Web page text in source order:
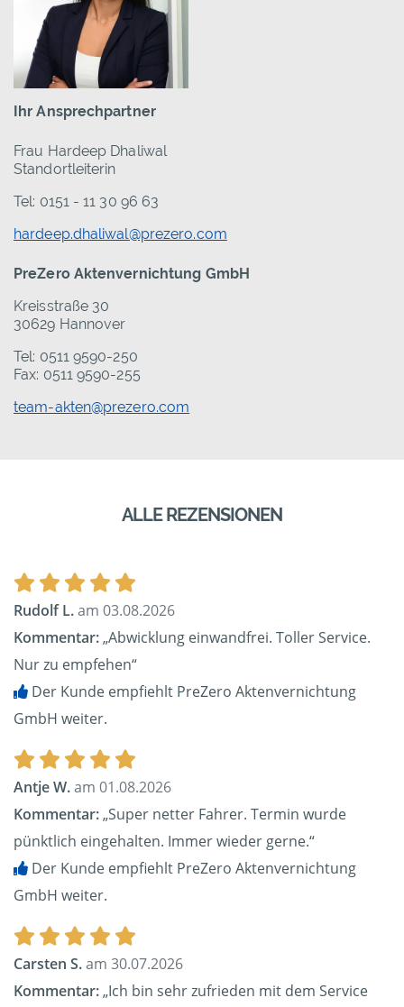
Ihr Ansprechpartner
Frau Hardeep Dhaliwal
Standortleiterin
Tel: 0151 - 11 30 96 63
hardeep.dhaliwal@prezero.com
PreZero Aktenvernichtung GmbH
Kreisstraße 30
30629 Hannover
Tel: 0511 9590-250
Fax: 0511 9590-255
team-akten@prezero.com
ALLE REZENSIONEN
Rudolf L.am 03.08.2026
Kommentar:„Abwicklung einwandfrei. Toller Service.
Nur zu empfehen“
Der Kunde empfiehlt PreZero Aktenvernichtung
GmbH weiter.
Antje W.am 01.08.2026
Kommentar:„Super netter Fahrer. Termin wurde
pünktlich eingehalten. Immer wieder gerne.“
Der Kunde empfiehlt PreZero Aktenvernichtung
GmbH weiter.
Carsten S.am 30.07.2026
Kommentar:„Ich bin sehr zufrieden mit dem Service